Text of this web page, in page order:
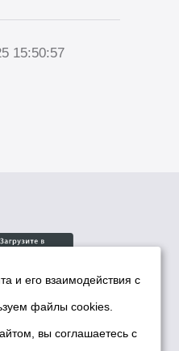
15:50:57
политики мэрии
и его взаимодействия с
файлы cookies.
вы соглашаетесь с